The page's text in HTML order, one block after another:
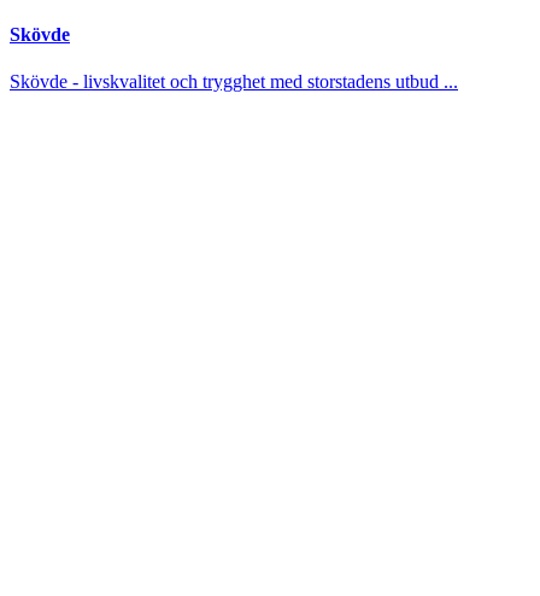
Skövde
Skövde - livskvalitet och trygghet med storstadens utbud ...